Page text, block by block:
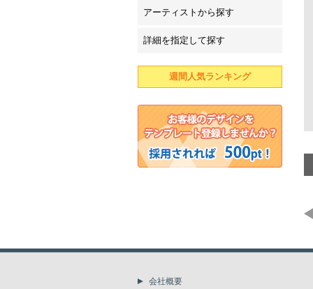
アーティストから探す
詳細を指定して探す
週間人気ランキング
会社概要